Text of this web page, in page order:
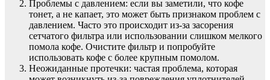
Проблемы с давлением: если вы заметили, что кофе
тонет, а не капает, это может быть признаком проблем с
давлением. Часто это происходит из-за засорения
сетчатого фильтра или использовании слишком мелкого
помола кофе. Очистите фильтр и попробуйте
использовать кофе с более крупным помолом.
Неожиданные протечки: частая проблема, которая